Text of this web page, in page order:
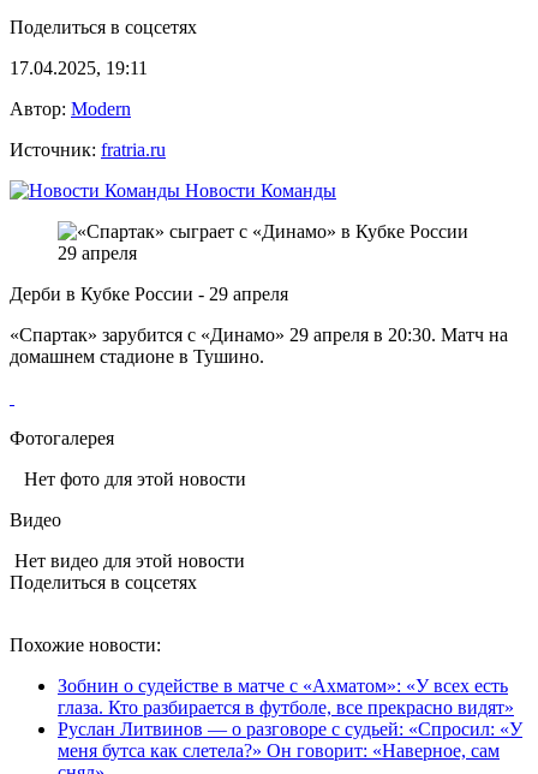
Поделиться в соцсетях
17.04.2025, 19:11
Автор: Modern
Источник: fratria.ru
Новости Команды
Дерби в Кубке России - 29 апреля
«Спартак» зарубится с «Динамо» 29 апреля в 20:30. Матч на
домашнем стадионе в Тушино.
Фотогалерея
Нет фото для этой новости
Видео
Нет видео для этой новости
Поделиться в соцсетях
Похожие новости:
Зобнин о судействе в матче с «Ахматом»: «У всех есть
глаза. Кто разбирается в футболе, все прекрасно видят»
Руслан Литвинов — о разговоре с судьей: «Спросил: «У
меня бутса как слетела?» Он говорит: «Наверное, сам